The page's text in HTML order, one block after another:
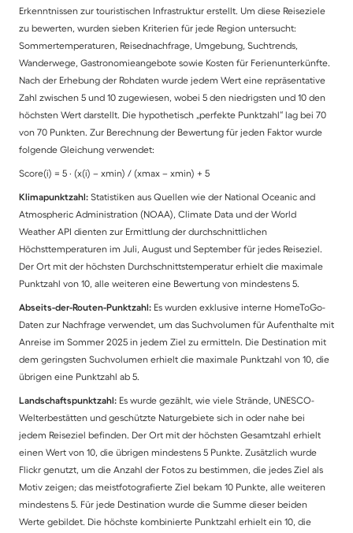
Erkenntnissen zur touristischen Infrastruktur erstellt. Um diese Reiseziele
zu bewerten, wurden sieben Kriterien für jede Region untersucht:
Sommertemperaturen, Reisednachfrage, Umgebung, Suchtrends,
Wanderwege, Gastronomieangebote sowie Kosten für Ferienunterkünfte.
Nach der Erhebung der Rohdaten wurde jedem Wert eine repräsentative
Zahl zwischen 5 und 10 zugewiesen, wobei 5 den niedrigsten und 10 den
höchsten Wert darstellt. Die hypothetisch „perfekte Punktzahl“ lag bei 70
von 70 Punkten. Zur Berechnung der Bewertung für jeden Faktor wurde
folgende Gleichung verwendet:
Score(i) = 5 · (x(i) – xmin) / (xmax – xmin) + 5
Klimapunktzahl: Statistiken aus Quellen wie der National Oceanic and
Atmospheric Administration (NOAA), Climate Data und der World
Weather API dienten zur Ermittlung der durchschnittlichen
Höchsttemperaturen im Juli, August und September für jedes Reiseziel.
Der Ort mit der höchsten Durchschnittstemperatur erhielt die maximale
Punktzahl von 10, alle weiteren eine Bewertung von mindestens 5.
Abseits-der-Routen-Punktzahl: Es wurden exklusive interne HomeToGo-
Daten zur Nachfrage verwendet, um das Suchvolumen für Aufenthalte mit
Anreise im Sommer 2025 in jedem Ziel zu ermitteln. Die Destination mit
dem geringsten Suchvolumen erhielt die maximale Punktzahl von 10, die
übrigen eine Punktzahl ab 5.
Landschaftspunktzahl: Es wurde gezählt, wie viele Strände, UNESCO-
Welterbestätten und geschützte Naturgebiete sich in oder nahe bei
jedem Reiseziel befinden. Der Ort mit der höchsten Gesamtzahl erhielt
einen Wert von 10, die übrigen mindestens 5 Punkte. Zusätzlich wurde
Flickr genutzt, um die Anzahl der Fotos zu bestimmen, die jedes Ziel als
Motiv zeigen; das meistfotografierte Ziel bekam 10 Punkte, alle weiteren
mindestens 5. Für jede Destination wurde die Summe dieser beiden
Werte gebildet. Die höchste kombinierte Punktzahl erhielt ein 10, die